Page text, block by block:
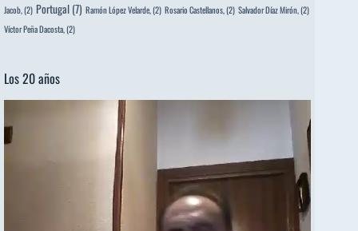
Jacob,(2) Portugal (7) Ramón López Velarde,(2) Rosario Castellanos,(2) Salvador Díaz Mirón,(2)
Víctor Peña Dacosta,(2)
Los 20 años
de
vídeo